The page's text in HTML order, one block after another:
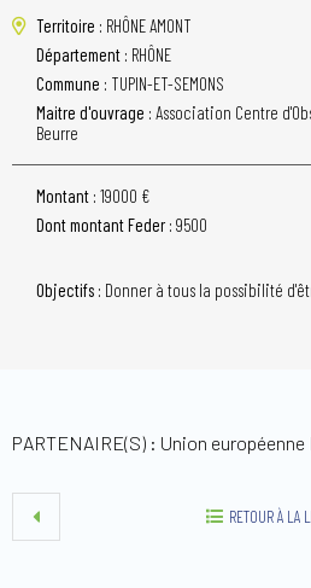
Territoire : RHÔNE AMONT
Département : RHÔNE
Commune : TUPIN-ET-SEMONS
Maitre d'ouvrage : Association Centre
Beurre
Montant : 19000 €
Dont montant Feder : 9500
Objectifs : Donner à tous la possibilité
PARTENAIRE(S) : Union
RETOUR À LA